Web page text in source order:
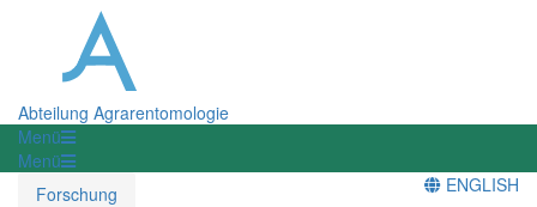
Abteilung Agrarentomologie
Menü
Menü
Forschung
ENGLISH